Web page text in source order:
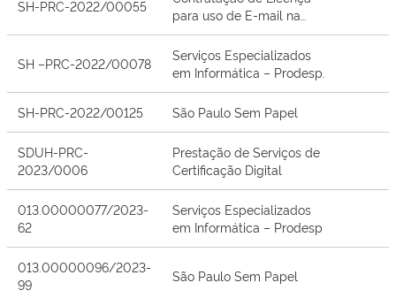
SH-PRC-2022/00055
para uso de E-mail na
Secretaria da Habitação.
SH –PRC-2022/00078
Serviços Especializados
em Informática – Prodesp.
SH-PRC-2022/00125 São Paulo Sem Papel
SDUH-PRC-
2023/0006
Prestação de Serviços de
Certificação Digital
013.00000077/2023-
62
Serviços Especializados
em Informática – Prodesp
013.00000096/2023-
99
São Paulo Sem Papel